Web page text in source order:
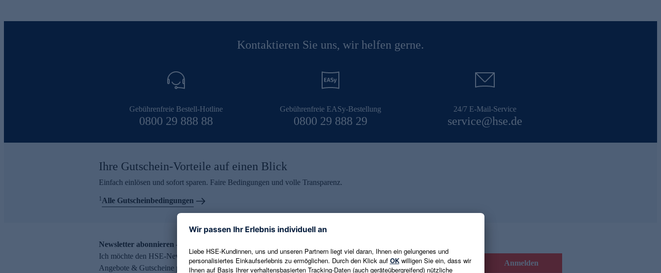
Kontaktieren Sie uns, wir helfen gerne.
Gebührenfreie Bestell-Hotline
0800 29 888 88
Gebührenfreie EASy-Bestellung
0800 29 888 29
24/7 E-Mail-Service
service@hse.de
Ihre Gutschein-Vorteile auf einen Blick
Einfach einlösen und sofort sparen. Faire Bedingungen und volle Transparenz.
1Alle Gutscheinbedingungen
Newsletter abonnieren – 10 € Gutschein erhalten
Ich möchte den HSE-Newsletter abonnieren und aktuelle Trends,
Angebote & Gutscheine per E-Mail erhalten. Als Dankeschön
E-Mail-Adresse eingeben Anmelden